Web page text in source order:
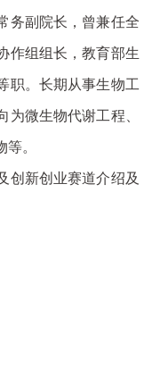
务副院长，曾兼任全
作组组长，教育部生
职。长期从事生物工
为微生物代谢工程、
。
创新创业赛道介绍及